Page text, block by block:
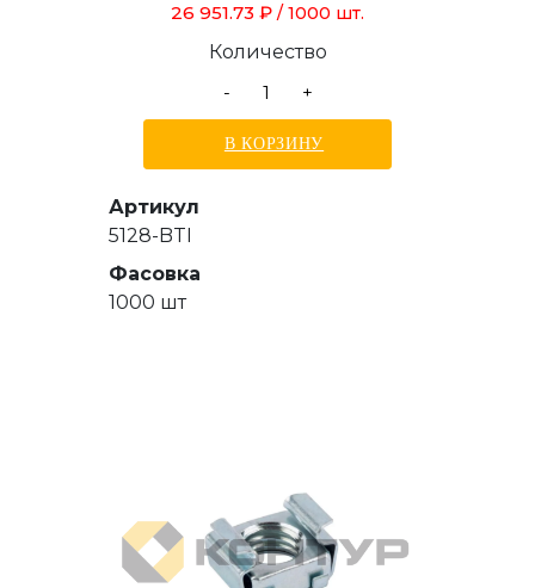
26 951.73 ₽ / 1000 шт.
Количество
-
+
В КОРЗИНУ
Артикул
5128-BTI
Фасовка
1000 шт